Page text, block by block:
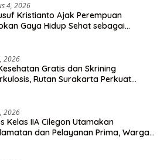
4, 2026
Kristianto Ajak Perempuan
Gaya Hidup Sehat sebagai
2026
Gratis dan Skrining
Rutan Surakarta Perkuat
2026
Kelas IIA Cilegon Utamakan
dan Pelayanan Prima, Warga